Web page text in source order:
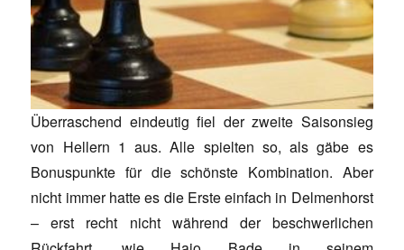
Überraschend eindeutig fiel der zweite Saisonsieg
von Hellern 1 aus. Alle spielten so, als gäbe es
Bonuspunkte für die schönste Kombination. Aber
nicht immer hatte es die Erste einfach in Delmenhorst
– erst recht nicht während der beschwerlichen